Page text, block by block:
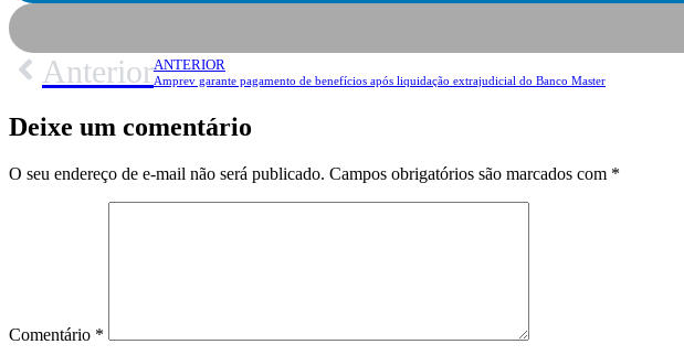
AnteriorANTERIOR
Amprev garante pagamento de benefícios após liquidação extrajudicial do Banco Master
Deixe um comentário
O seu endereço de e-mail não será publicado. Campos obrigatórios são marcados com *
Comentário *